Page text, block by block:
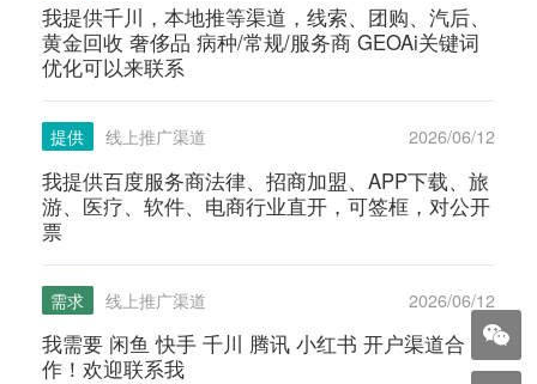
我提供千川，本地推等渠道，线索、团购、汽后、
黄金回收 奢侈品 病种/常规/服务商 GEOAi关键词
优化可以来联系
提供 线上推广渠道 2026/06/12
我提供百度服务商法律、招商加盟、APP下载、旅
游、医疗、软件、电商行业直开，可签框，对公开
票
需求 线上推广渠道 2026/06/12
我需要 闲鱼 快手 千川 腾讯 小红书 开户渠道合
作！欢迎联系我